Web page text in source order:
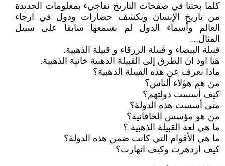
كلما بحثنا في صفحات التاريخ نفاجيء بمعلومات الجديدة
من تاريخ الإنسان ونكشف حضارات ودول في ارجاء
العالم وأسماء الدول لم نسمعها سابقا على سبيل
المثال...
قبيلة البيضاء و قبيلة الزرقاء و قبيلة الذهبية.
هنا اود ان الطرق إلى القبيلة الذهبية خانية الذهبية.
ماذا نعرف عن هذه القبيلة الذهبية؟
من هم هؤلاء ألناس؟
كيف أسست دولتهم؟
متى أسست هذه الدولة؟
من هو مؤسس الخاقانية؟
ما هي لغة القبيلة الذهبية ؟
ما هي الأقوام التي كانت ضمن هذه الدولة؟
كيف ازدهرت وكيف انهارت؟